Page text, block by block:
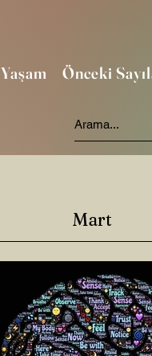
Yaşam Önceki
Mart